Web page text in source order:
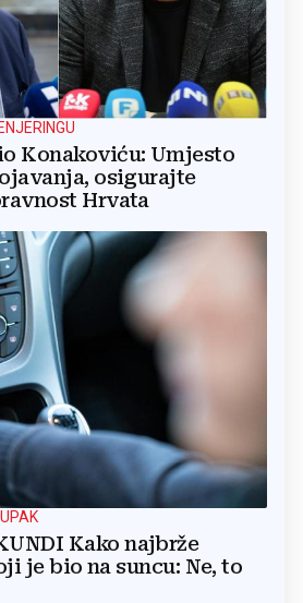
Konakoviću: Umjesto
osigurajte
Hrvata
Kako najbrže
je bio na suncu: Ne, to